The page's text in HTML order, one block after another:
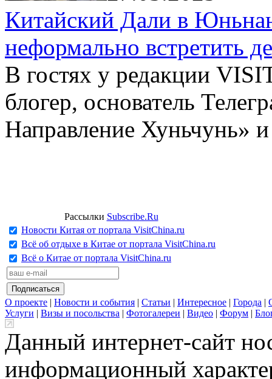
Китайский Дали в
неформально встретить
В гостях у редакции
блогер, основатель
Направление Хуньчунь»
Рассылки Subscribe.Ru
Новости Китая от портала VisitChina.ru
Всё об отдыхе в Китае от портала VisitChina.ru
Всё о Китае от портала VisitChina.ru
О проекте | Новости и события | Статьи | Интересное | Города |
Услуги | Визы и посольства | Фотогалереи | Видео | Форум |
Данный интернет-сайт
информационный